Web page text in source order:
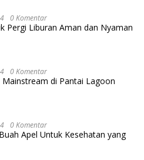
0 Komentar
Pergi Liburan Aman dan Nyaman
0 Komentar
Mainstream di Pantai Lagoon
0 Komentar
Apel Untuk Kesehatan yang